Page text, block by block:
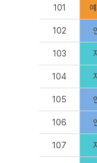
101
102
103
104
105
106
107